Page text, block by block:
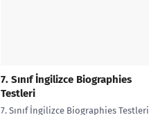
7. Sınıf İngilizce Biographies
Testleri
7. Sınıf İngilizce Biographies Testleri